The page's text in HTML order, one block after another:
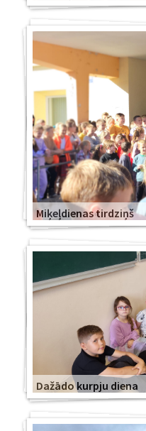
Miķeļdienas tirdziņš
Dažādo kurpju diena